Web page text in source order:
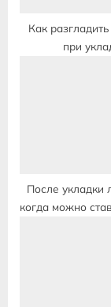
Как
при
После укладки
когда можно